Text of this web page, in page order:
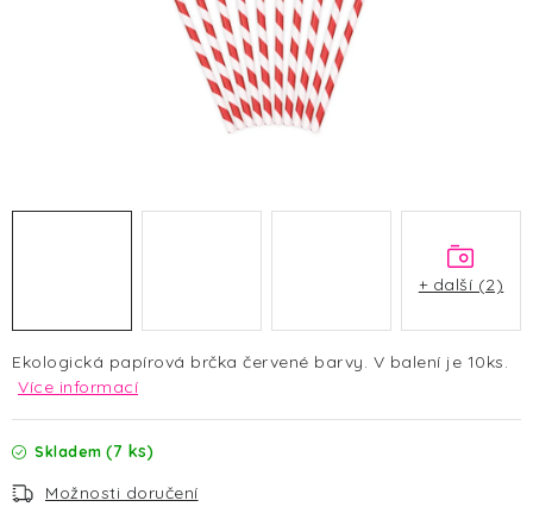
Ekologická papírová brčka červené barvy. V balení je 10ks.
Více informací
Skladem (7 ks)
Možnosti doručení
+ další (2)